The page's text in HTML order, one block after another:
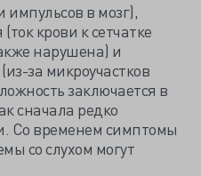
импульсов в мозг),
крови к сетчатке
нарушена) и
за микроучастков
заключается в
сначала редко
Со временем симптомы
со слухом могут